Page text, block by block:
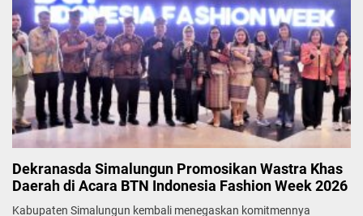
Dekranasda Simalungun Promosikan Wastra Khas
Daerah di Acara BTN Indonesia Fashion Week 2026
Kabupaten Simalungun kembali menegaskan komitmennya